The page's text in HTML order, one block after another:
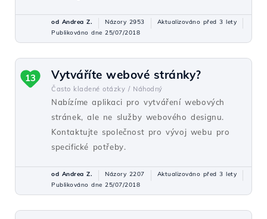
od Andrea Z. Názory 2953
Aktualizováno před 3 lety
Publikováno dne 25/07/2018
Vytváříte webové stránky?
Často kladené otázky / Náhodný
Nabízíme aplikaci pro vytváření webových
stránek, ale ne služby webového designu.
Kontaktujte společnost pro vývoj webu pro
specifické potřeby.
13
od Andrea Z. Názory 2207
Aktualizováno před 3 lety
Publikováno dne 25/07/2018